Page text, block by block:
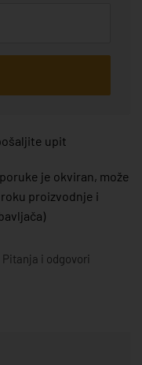
upit
je okviran, može
proizvodnje i
Pitanja i odgovori